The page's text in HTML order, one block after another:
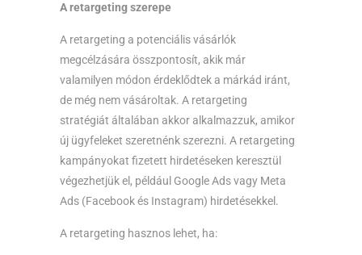
A retargeting szerepe
A retargeting a potenciális vásárlók
megcélzására összpontosít, akik már
valamilyen módon érdeklődtek a márkád iránt,
de még nem vásároltak. A retargeting
stratégiát általában akkor alkalmazzuk, amikor
új ügyfeleket szeretnénk szerezni. A retargeting
kampányokat fizetett hirdetéseken keresztül
végezhetjük el, például Google Ads vagy Meta
Ads (Facebook és Instagram) hirdetésekkel.
A retargeting hasznos lehet, ha: